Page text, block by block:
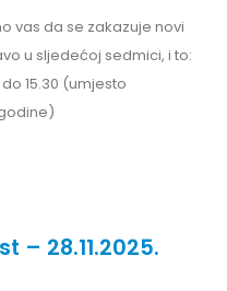
vas da se zakazuje novi
u sljedećoj sedmici, i to:
15.30 (umjesto
– 28.11.2025.